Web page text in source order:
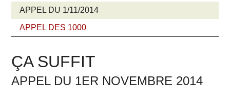
APPEL DU 1/11/2014
APPEL DES 1000
ÇA SUFFIT
APPEL DU 1ER NOVEMBRE 2014